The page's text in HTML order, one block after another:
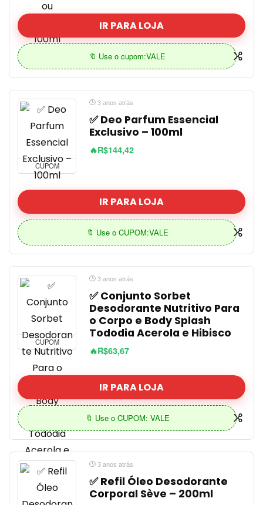
IR PARA LOJA
🔖 Use o cupom:VALE
CUPOM
3 anos atrás
✅ Deo Parfum Essencial
Exclusivo – 100ml
🔥R$144,42
IR PARA LOJA
🔖 Use o CUPOM:VALE
CUPOM
3 anos atrás
✅ Conjunto Sorbet
Desodorante Nutritivo Para
o Corpo e Body Splash
Tododia Acerola e Hibisco
🔥R$63,67
IR PARA LOJA
🔖 Use o CUPOM: VALE
3 anos atrás
✅ Refil Óleo Desodorante
Corporal Sève – 200ml